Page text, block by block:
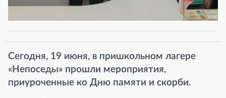
Сегодня, 19 июня, в пришкольном лагере
«Непоседы» прошли мероприятия,
приуроченные ко Дню памяти и скорби.